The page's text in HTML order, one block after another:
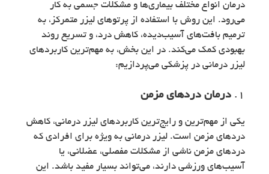
درمان انواع مختلف بیماری‌ها و مشکلات جسمی به کار
می‌رود. این روش با استفاده از پرتوهای لیزر متمرکز، به
ترمیم بافت‌های آسیب‌دیده، کاهش درد، و تسریع روند
بهبودی کمک می‌کند. در این بخش، به مهم‌ترین کاربردهای
لیزر درمانی در پزشکی می‌پردازیم:
1. درمان دردهای مزمن
یکی از مهم‌ترین و رایج‌ترین کاربردهای لیزر درمانی، کاهش
دردهای مزمن است. لیزر درمانی به ویژه برای افرادی که
دردهای مزمن ناشی از مشکلات مفصلی، عضلانی، یا
آسیب‌های ورزشی دارند، می‌تواند بسیار مفید باشد. این